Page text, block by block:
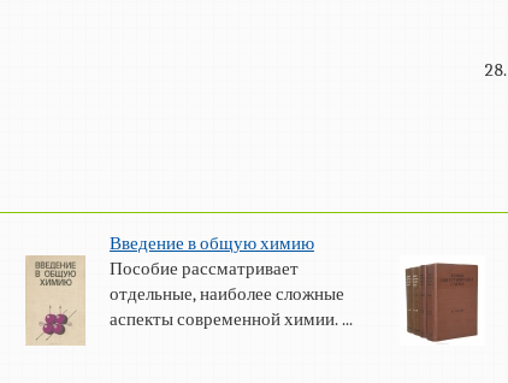
Введение в общую химию
Пособие рассматривает
отдельные, наиболее сложные
аспекты современной химии. ...